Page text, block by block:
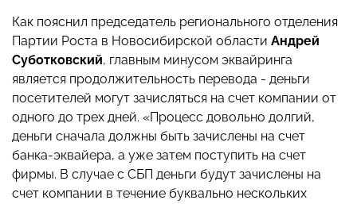
Как пояснил председатель регионального отделения
Партии Роста в Новосибирской области Андрей
Суботковский, главным минусом эквайринга
является продолжительность перевода - деньги
посетителей могут зачисляться на счет компании от
одного до трех дней. «Процесс довольно долгий,
деньги сначала должны быть зачислены на счет
банка-эквайера, а уже затем поступить на счет
фирмы. В случае с СБП деньги будут зачислены на
счет компании в течение буквально нескольких